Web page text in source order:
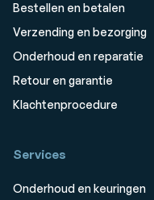
Bestellen en betalen
Verzending en bezorging
Onderhoud en reparatie
Retour en garantie
Klachtenprocedure
Services
Onderhoud en keuringen